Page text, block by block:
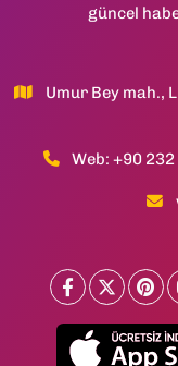
güncel
Umur Bey mah.,
Web: +90